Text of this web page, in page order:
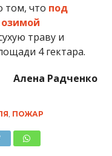
том, что под
озимой
траву и
4 гектара.
Алена Радченко
ПОЖАР